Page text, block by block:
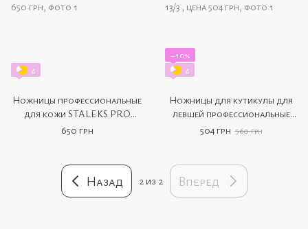
4
Ножницы профессиональные
для кожи STALEKS PRO
EXCLUSIVE 20 TYPE 2 Zebra
650 грн
−10%
4
Ножницы для кутикулы для
левшей профессиональные
STALEKS PRO EXPERT 13
504 грн 560 грн
Назад 2из 2 Вперед